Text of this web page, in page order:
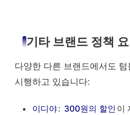
기타 브랜드 정책
다양한 다른 브랜드에서도
시행하고 있습니다:
이디야: 300원의 할인 이